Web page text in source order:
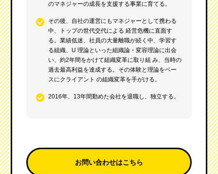
のマネジャーの成長を支援する事業に育てる。
その後、自社の運営にもマネジャーとして携わる
中、トップの世代交代による 経営危機に直面す
る。業績低迷、社員の大量離職が続く中、学習す
る組織、U 理論といった組織論・変容理論に出会
い、約2年間をかけて組織変革に取り組 み、当時の
過去最高利益を達成する。その体験と理論をベー
スにクライアント の組織変革を手がける。
2016年、13年間勤めた会社を退職し、独立する。
お問い合わせはこちら